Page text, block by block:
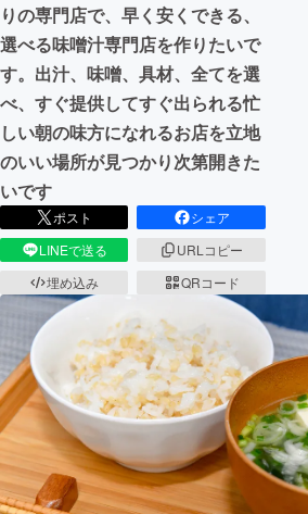
りの専門店で、早く安くできる、
選べる味噌汁専門店を作りたいで
す。出汁、味噌、具材、全てを選
べ、すぐ提供してすぐ出られる忙
しい朝の味方になれるお店を立地
のいい場所が見つかり次第開きた
いです
ポスト
シェア
LINEで送る
URLコピー
埋め込み
QRコード